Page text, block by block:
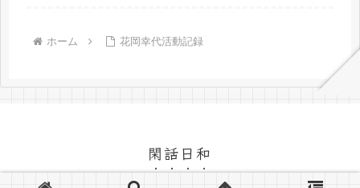
ホーム 花岡幸代活動記録
閑話日和